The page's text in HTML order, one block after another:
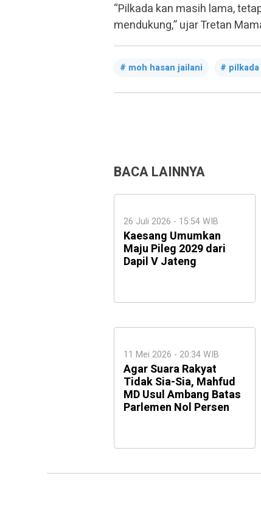
“Pilkada kan masih lama,
mendukung,” ujar Tretan
moh hasan jailani
BACA LAINNYA
26 Juli 2026 - 15:54 WIB
Kaesang Umumkan
Maju Pileg 2029 dari
Dapil V Jateng
11 Mei 2026 - 20:34 WIB
Agar Suara Rakyat
Tidak Sia-Sia, Mahfud
MD Usul Ambang Batas
Parlemen Nol Persen